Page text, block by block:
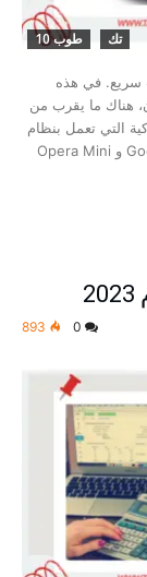
تك طوب 10
سريع. في هذه
هناك ما يقرب من
التي تعمل بنظام
الأندرويد. بالمقارنة مع الآخرين، يبدو أن Google Chrome و Opera Mini
893